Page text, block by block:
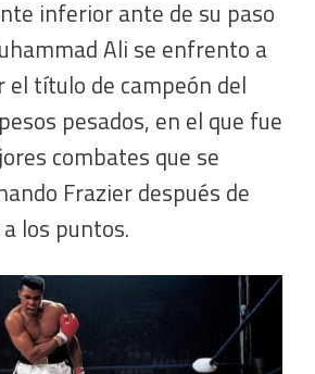
inferior ante de su paso
Ali se enfrento a
el título de campeón del
pesados, en el que fue
combates que se
Frazier después de
los puntos.